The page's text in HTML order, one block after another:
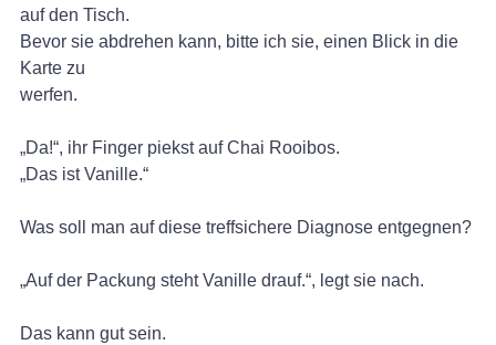
auf den Tisch.
Bevor sie abdrehen kann, bitte ich sie, einen Blick in die
Karte zu
werfen.
„Da!“, ihr Finger piekst auf Chai Rooibos.
„Das ist Vanille.“
Was soll man auf diese treffsichere Diagnose entgegnen?
„Auf der Packung steht Vanille drauf.“, legt sie nach.
Das kann gut sein.